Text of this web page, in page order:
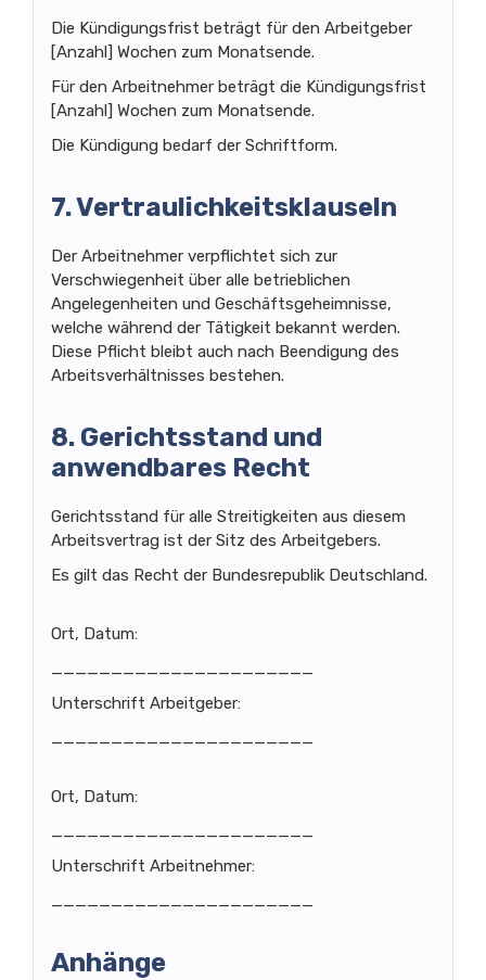
Die Kündigungsfrist beträgt für den Arbeitgeber
[Anzahl] Wochen zum Monatsende.
Für den Arbeitnehmer beträgt die Kündigungsfrist
[Anzahl] Wochen zum Monatsende.
Die Kündigung bedarf der Schriftform.
7. Vertraulichkeitsklauseln
Der Arbeitnehmer verpflichtet sich zur
Verschwiegenheit über alle betrieblichen
Angelegenheiten und Geschäftsgeheimnisse,
welche während der Tätigkeit bekannt werden.
Diese Pflicht bleibt auch nach Beendigung des
Arbeitsverhältnisses bestehen.
8. Gerichtsstand und
anwendbares Recht
Gerichtsstand für alle Streitigkeiten aus diesem
Arbeitsvertrag ist der Sitz des Arbeitgebers.
Es gilt das Recht der Bundesrepublik Deutschland.
Ort, Datum:
______________________
Unterschrift Arbeitgeber:
______________________
Ort, Datum:
______________________
Unterschrift Arbeitnehmer:
______________________
Anhänge